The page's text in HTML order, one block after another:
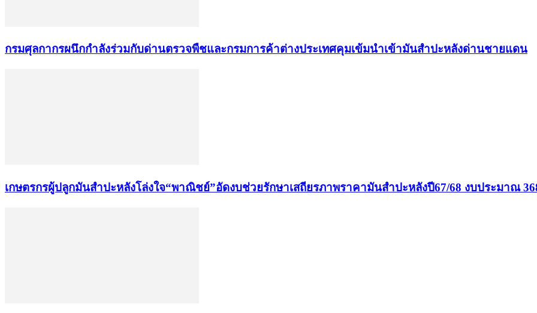
กรมศุลกากรผนึกกำลังร่วมกับด่านตรวจพืชและกรมการค้าต่างประเทศคุมเข้มนำเข้ามันสำปะหลังด่านชายแดน
เกษตรกรผู้ปลูกมันสำปะหลังโล่งใจ“พาณิชย์”อัดงบช่วยรักษาเสถียรภาพราคามันสำปะหลังปี67/68 งบประมาณ